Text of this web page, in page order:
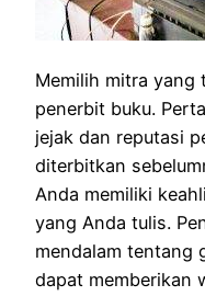
Memilih mitra yang
penerbit buku.
jejak dan reputasi
diterbitkan
Anda memiliki
yang Anda tulis.
mendalam tentang
dapat memberikan